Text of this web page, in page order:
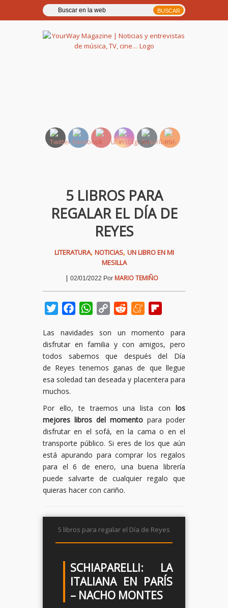
5 LIBROS PARA
REGALAR EL DÍA DE
REYES
LITERATURA, NOTICIAS, UN LIBRO EN MI
MESILLA
| 02/01/2022 Por MARIO TEMIÑO
TwitterFacebookWhatsApp
Copy
Reddit Meneame
Las navidades son un momento para
disfrutar en familia y con amigos, pero
todos sabemos que después del Día
de Reyes tenemos ganas de que llegue
esa soledad tan deseada y placentera para
muchos.
Por ello, te traemos una lista con los
mejores libros del momento para poder
disfrutar en el sofá, en la cama o en el
transporte público. Si eres de los que aún
está apurando para comprar los regalos
para el 6 de enero, una buena librería
puede salvarte de cualquier regalo que
quieras hacer con cariño.
5 libros para regalar el Día de Reyes
SCHIAPARELLI: LA
ITALIANA EN PARÍS
– NACHO MONTES